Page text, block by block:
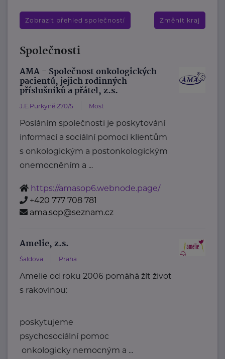
Zobrazit přehled společností Změnit kraj
Společnosti
AMA - Společnost onkologických
pacientů, jejich rodinných
příslušníků a přátel, z.s.
J.E.Purkyně 270/5 Most
Posláním společnosti je poskytování
informací a sociální pomoci klientům
s onkologickým a postonkologickým
onemocněním a ...
https://amasop6.webnode.page/
+420 777 708 781
ama.sop@seznam.cz
Amelie, z.s.
Šaldova Praha
Amelie od roku 2006 pomáhá žít život
s rakovinou:
poskytujeme
psychosociální pomoc
onkologicky nemocným a ...